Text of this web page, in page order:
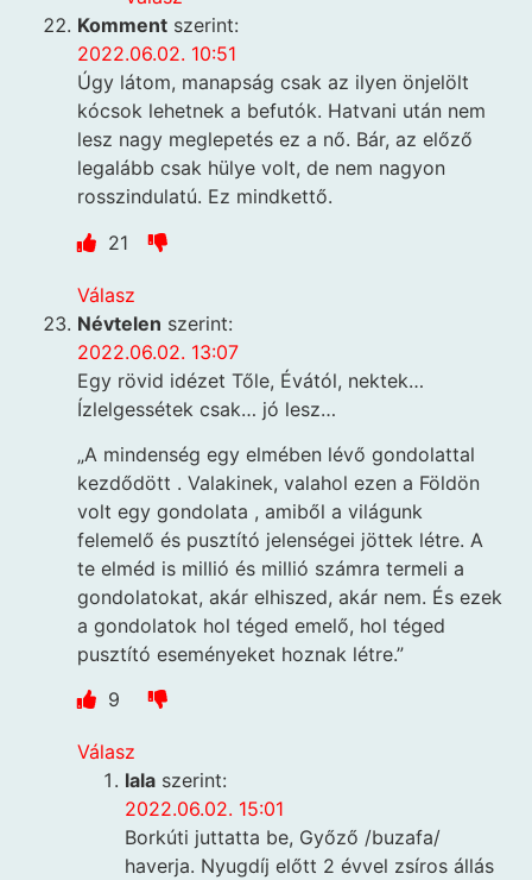
Komment szerint:
2022.06.02. 10:51
Úgy látom, manapság csak az ilyen önjelölt
kócsok lehetnek a befutók. Hatvani után nem
lesz nagy meglepetés ez a nő. Bár, az előző
legalább csak hülye volt, de nem nagyon
rosszindulatú. Ez mindkettő.
21
Válasz
Névtelen szerint:
2022.06.02. 13:07
Egy rövid idézet Tőle, Évától, nektek…
Ízlelgessétek csak… jó lesz…
„A mindenség egy elmében lévő gondolattal
kezdődött . Valakinek, valahol ezen a Földön
volt egy gondolata , amiből a világunk
felemelő és pusztító jelenségei jöttek létre. A
te elméd is millió és millió számra termeli a
gondolatokat, akár elhiszed, akár nem. És ezek
a gondolatok hol téged emelő, hol téged
pusztító eseményeket hoznak létre.”
9
Válasz
lala szerint:
2022.06.02. 15:01
Borkúti juttatta be, Győző /buzafa/
haverja. Nyugdíj előtt 2 évvel zsíros állás